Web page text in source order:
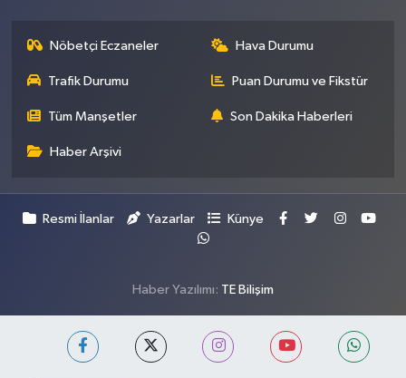
Nöbetçi Eczaneler Hava Durumu
Trafik Durumu Puan Durumu ve Fikstür
Tüm Manşetler Son Dakika Haberleri
Haber Arşivi
Resmi İlanlar Yazarlar Künye
Haber Yazılımı: TE Bilişim